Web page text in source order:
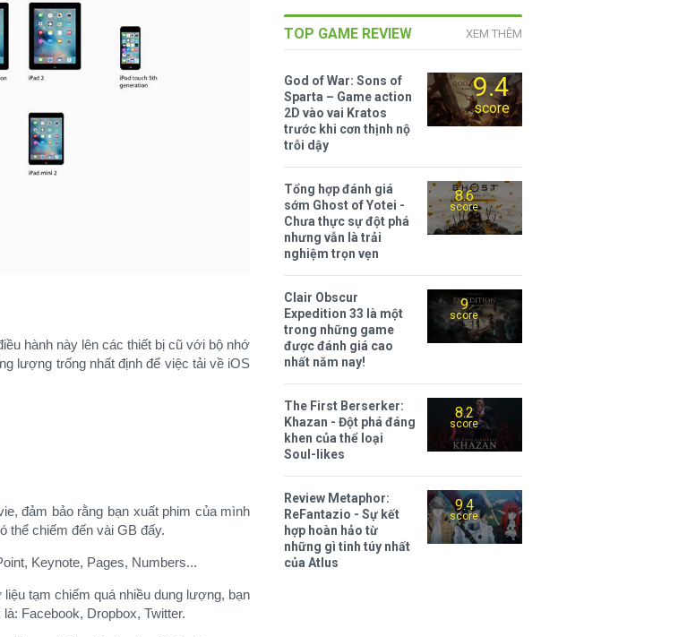
hành này lên các thiết bị cũ với bộ nhớ
lượng trống nhất định để việc tải về iOS
đảm bảo rằng bạn xuất phim của mình
thể chiếm đến vài GB đấy.​
Keynote, Pages, Numbers...​
tạm chiếm quá nhiều dung lượng, bạn
Facebook, Dropbox, Twitter.​
TOP GAME REVIEW XEM THÊM
9.4
score
God of War: Sons of
Sparta – Game action
2D vào vai Kratos
trước khi cơn thịnh nộ
trỗi dậy
8.6
score
Tổng hợp đánh giá
sớm Ghost of Yotei -
Chưa thực sự đột phá
nhưng vẫn là trải
nghiệm trọn vẹn
9
score
Clair Obscur
Expedition 33 là một
trong những game
được đánh giá cao
nhất năm nay!
8.2
score
The First Berserker:
Khazan - Đột phá đáng
khen của thể loại
Soul-likes
9.4
score
Review Metaphor:
ReFantazio - Sự kết
hợp hoàn hảo từ
những gì tinh túy nhất
của Atlus